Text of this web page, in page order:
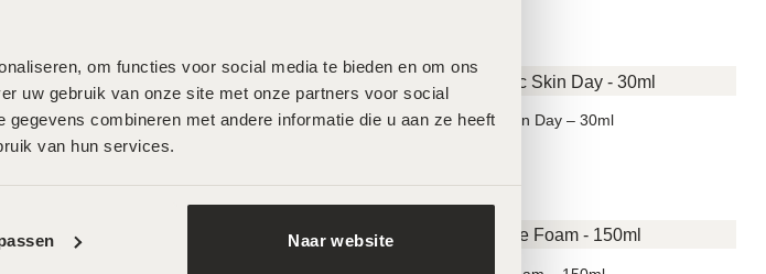
om functies voor social media te bieden en om ons
uw gebruik van onze site met onze partners voor social
combineren met andere informatie die u aan ze heeft
van hun services.
Naar website
MeLine Restore – 30g
€49,00
MeLine Ethnic Skin Day – 30ml